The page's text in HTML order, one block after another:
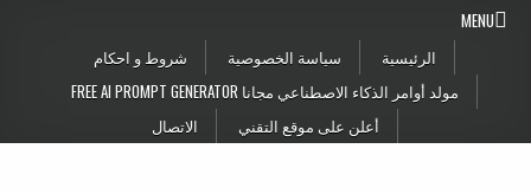
Skip to content
MENU
الرئيسية
سياسة الخصوصية
شروط و احكام
مولد أوامر الذكاء الاصطناعي مجانا FREE AI PROMPT GENERATOR
أعلن على موقع التقني
الاتصال